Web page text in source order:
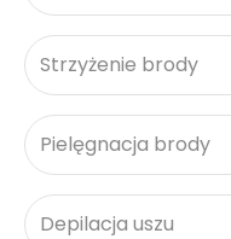
Strzyżenie brody
Pielęgnacja brody
Depilacja uszu